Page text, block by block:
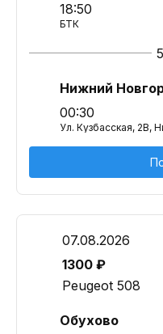
18:50
БТК
Нижний
00:30
Ул. Кузбасская, 2В,
07.08.2026
1300 ₽
Peugeot 508
Обухово